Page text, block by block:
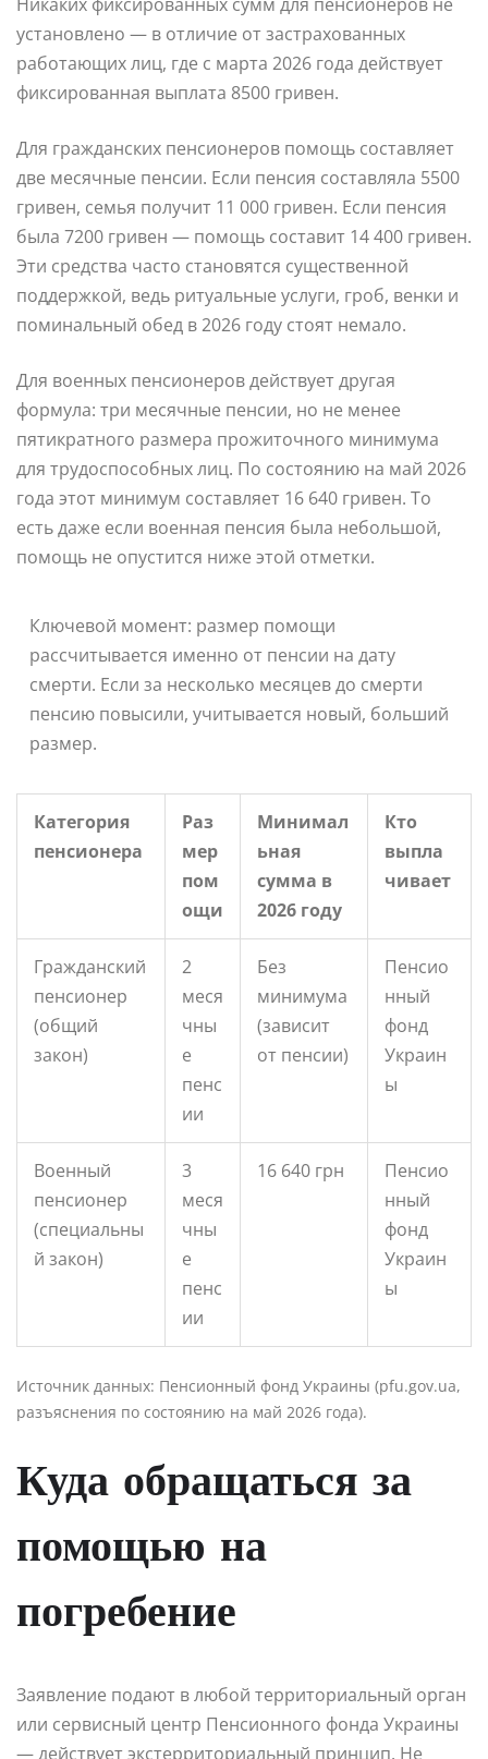
установлено — в отличие от застрахованных
работающих лиц, где с марта 2026 года действует
фиксированная выплата 8500 гривен.
Для гражданских пенсионеров помощь составляет
две месячные пенсии. Если пенсия составляла 5500
гривен, семья получит 11 000 гривен. Если пенсия
была 7200 гривен — помощь составит 14 400 гривен.
Эти средства часто становятся существенной
поддержкой, ведь ритуальные услуги, гроб, венки и
поминальный обед в 2026 году стоят немало.
Для военных пенсионеров действует другая
формула: три месячные пенсии, но не менее
пятикратного размера прожиточного минимума
для трудоспособных лиц. По состоянию на май 2026
года этот минимум составляет 16 640 гривен. То
есть даже если военная пенсия была небольшой,
помощь не опустится ниже этой отметки.
Ключевой момент: размер помощи
рассчитывается именно от пенсии на дату
смерти. Если за несколько месяцев до смерти
пенсию повысили, учитывается новый, больший
размер.
Категория
пенсионера
Раз
мер
пом
ощи
Минимал
ьная
сумма в
2026 году
Кто
выпла
чивает
Гражданский
пенсионер
(общий
закон)
2
меся
чны
е
пенс
ии
Без
минимума
(зависит
от пенсии)
Пенсио
нный
фонд
Украин
ы
Военный
пенсионер
(специальны
й закон)
3
меся
чны
е
пенс
ии
16 640 грн
Пенсио
нный
фонд
Украин
ы
Источник данных: Пенсионный фонд Украины (pfu.gov.ua,
разъяснения по состоянию на май 2026 года).
Куда обращаться за
помощью на
погребение
Заявление подают в любой территориальный орган
или сервисный центр Пенсионного фонда Украины
— действует экстерриториальный принцип. Не